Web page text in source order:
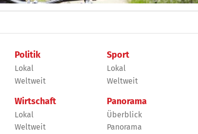
Politik
Lokal
Weltweit
Wirtschaft
Lokal
Weltweit
Sport
Lokal
Weltweit
Panorama
Überblick
Panorama